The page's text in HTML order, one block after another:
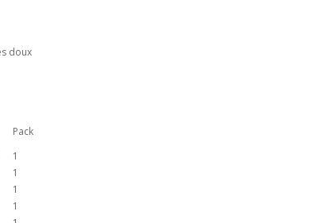
doux
Pack
1
1
1
1